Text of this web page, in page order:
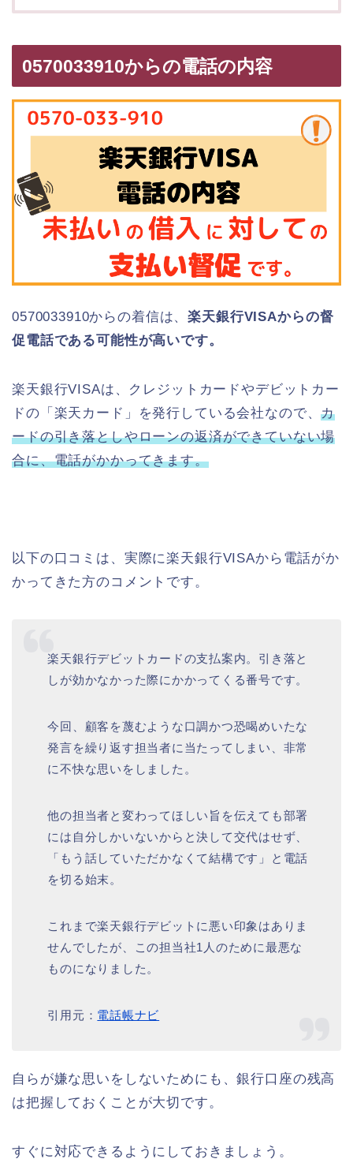
0570033910からの電話の内容
0570033910からの着信は、楽天銀行VISAからの督
促電話である可能性が高いです。
楽天銀行VISAは、クレジットカードやデビットカー
ドの「楽天カード」を発行している会社なので、カ
ードの引き落としやローンの返済ができていない場
合に、電話がかかってきます。
以下の口コミは、実際に楽天銀行VISAから電話がか
かってきた方のコメントです。
楽天銀行デビットカードの支払案内。引き落と
しが効かなかった際にかかってくる番号です。
今回、顧客を蔑むような口調かつ恐喝めいたな
発言を繰り返す担当者に当たってしまい、非常
に不快な思いをしました。
他の担当者と変わってほしい旨を伝えても部署
には自分しかいないからと決して交代はせず、
「もう話していただかなくて結構です」と電話
を切る始末。
これまで楽天銀行デビットに悪い印象はありま
せんでしたが、この担当社1人のために最悪な
ものになりました。
引用元： 電話帳ナビ
自らが嫌な思いをしないためにも、銀行口座の残高
は把握しておくことが大切です。
すぐに対応できるようにしておきましょう。